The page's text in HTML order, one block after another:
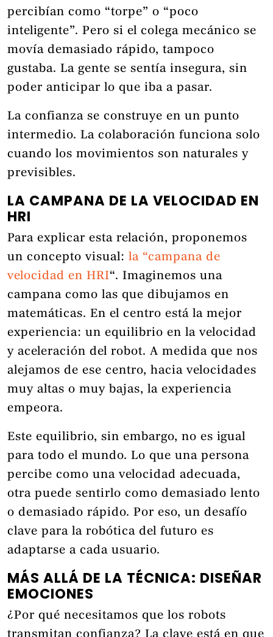
percibían como “torpe” o “poco
inteligente”. Pero si el colega mecánico se
movía demasiado rápido, tampoco
gustaba. La gente se sentía insegura, sin
poder anticipar lo que iba a pasar.
La confianza se construye en un punto
intermedio. La colaboración funciona solo
cuando los movimientos son naturales y
previsibles.
LA CAMPANA DE LA VELOCIDAD EN
HRI
Para explicar esta relación, proponemos
un concepto visual: la “campana de
velocidad en HRI“. Imaginemos una
campana como las que dibujamos en
matemáticas. En el centro está la mejor
experiencia: un equilibrio en la velocidad
y aceleración del robot. A medida que nos
alejamos de ese centro, hacia velocidades
muy altas o muy bajas, la experiencia
empeora.
Este equilibrio, sin embargo, no es igual
para todo el mundo. Lo que una persona
percibe como una velocidad adecuada,
otra puede sentirlo como demasiado lento
o demasiado rápido. Por eso, un desafío
clave para la robótica del futuro es
adaptarse a cada usuario.
MÁS ALLÁ DE LA TÉCNICA: DISEÑAR
EMOCIONES
¿Por qué necesitamos que los robots